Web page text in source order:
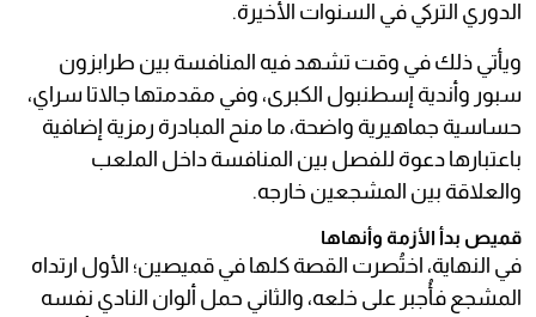
الدوري التركي في السنوات الأخيرة.
ويأتي ذلك في وقت تشهد فيه المنافسة بين طرابزون
سبور وأندية إسطنبول الكبرى، وفي مقدمتها جالاتا سراي،
حساسية جماهيرية واضحة، ما منح المبادرة رمزية إضافية
باعتبارها دعوة للفصل بين المنافسة داخل الملعب
والعلاقة بين المشجعين خارجه.
قميص بدأ الأزمة وأنهاها
في النهاية، اختُصرت القصة كلها في قميصين؛ الأول ارتداه
المشجع فأُجبر على خلعه، والثاني حمل ألوان النادي نفسه